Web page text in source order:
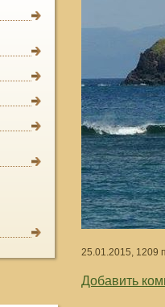
25.01.2015, 1209
Добавить